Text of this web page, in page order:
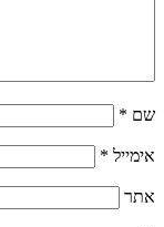
שם *
אימייל *
אתר